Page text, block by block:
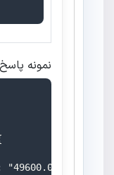
نمونه
"49600.0000",